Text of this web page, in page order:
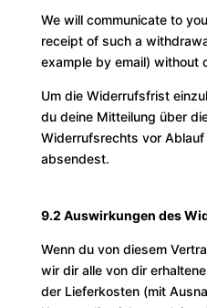
We will communicate to
receipt of such a
example by email) without
Um die Widerrufsfrist
du deine Mitteilung über
Widerrufsrechts vor
absendest.
9.2 Auswirkungen des
Wenn du von diesem
wir dir alle von dir
der Lieferkosten (mit